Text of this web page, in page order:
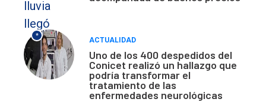
*
ACTUALIDAD
Uno de los 400 despedidos del
Conicet realizó un hallazgo que
podría transformar el
tratamiento de las
enfermedades neurológicas